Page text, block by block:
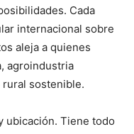
Cada
internacional sobre
aleja a quienes
agroindustria
sostenible.
ubicación. Tiene todo